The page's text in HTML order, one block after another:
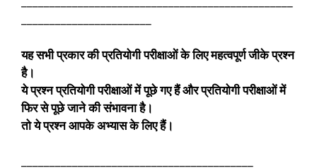
यह सभी प्रकार की प्रतियोगी परीक्षाओं के लिए महत्वपूर्ण जीके प्रश्न
है।
ये प्रश्न प्रतियोगी परीक्षाओं में पूछे गए हैं और प्रतियोगी परीक्षाओं में
फिर से पूछे जाने की संभावना है।
तो ये प्रश्न आपके अभ्यास के लिए हैं।